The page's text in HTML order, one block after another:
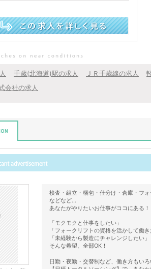
千歳(北海道)駅の求人 ＪＲ千歳線の求人
会社の求人
検査・組立・梱包・仕分け・倉庫・フ
などなど…
あなたがやりたいお仕事がココにある！
「モクモクと仕事をしたい」
「フォークリフトの資格を活かして働き
「未経験から製造にチャレンジしたい」
そんな希望、全部OK！
日勤・夜勤・交替制など、働き方もい